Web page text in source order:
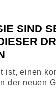
SIND
ist, einen
der neuen